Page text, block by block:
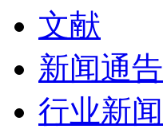
文献
新闻通告
行业新闻